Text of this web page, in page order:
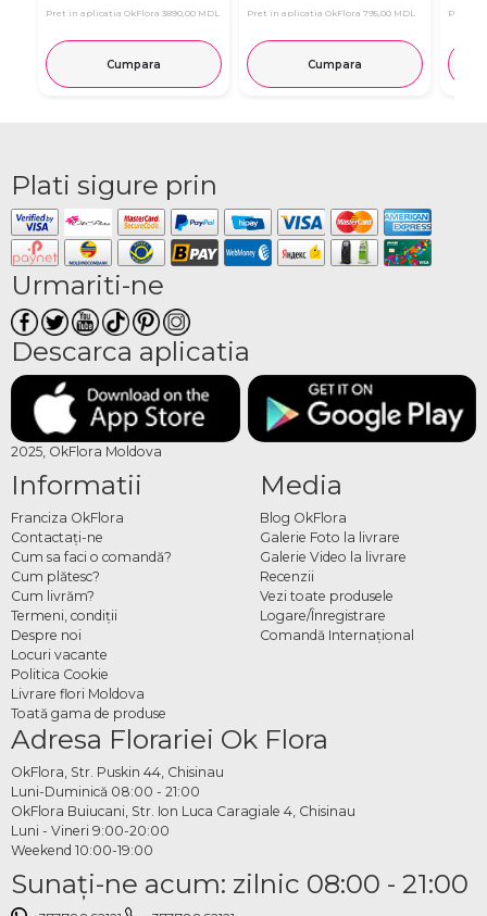
Pret in aplicatia OkFlora 3890,00 MDL
Cumpara
Pret in aplicatia OkFlora 795,00 MDL
Cumpara
Pret in
Plati sigure prin
Urmariti-ne
Descarca aplicatia
2025, OkFlora Moldova
Informatii
Franciza OkFlora
Contactaţi-ne
Cum sa faci o comandă?
Cum plătesc?
Cum livrăm?
Termeni, condiţii
Despre noi
Locuri vacante
Politica Cookie
Livrare flori Moldova
Toată gama de produse
Media
Blog OkFlora
Galerie Foto la livrare
Galerie Video la livrare
Recenzii
Vezi toate produsele
Logare/Înregistrare
Comandă Internațional
Adresa Florariei Ok Flora
OkFlora, Str. Puskin 44, Chisinau
Luni-Duminică 08:00 - 21:00
OkFlora Buiucani, Str. Ion Luca Caragiale 4, Chisinau
Luni - Vineri 9:00-20:00
Weekend 10:00-19:00
Sunaţi-ne acum: zilnic 08:00 - 21:00